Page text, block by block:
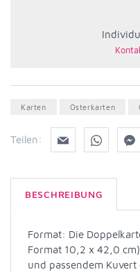
Karten Osterkarten
Teilen:
BESCHREIBUNG
Format: Die
Format 10,2 x 42,0
und passendem Kuvert